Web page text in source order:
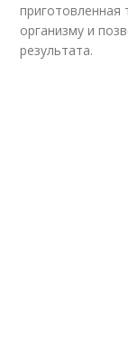
приготовленная
организму и
результата.